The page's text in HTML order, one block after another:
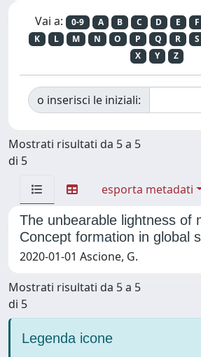
Vai a: 0-9 A B C D E F
K
L M N O P Q R S
X
Y Z
o inserisci le iniziali:
Mostrati risultati da 5 a 5
di 5
esporta metadati
The unbearable lightness of
Concept formation in global
2020-01-01 Ascione, G.
Mostrati risultati da 5 a 5
di 5
Legenda icone